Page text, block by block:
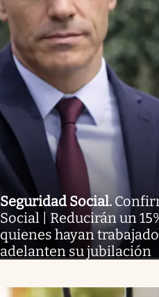
Seguridad Social.
Social | Reducirán un
quienes hayan
adelanten su jubilación